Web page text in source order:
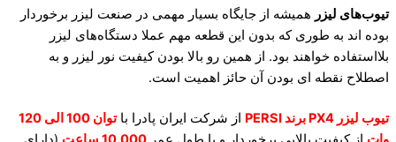
تیوب‌های لیزر همیشه از جایگاه بسیار مهمی در صنعت لیزر برخوردار
بوده اند به طوری که بدون این قطعه مهم عملا دستگاه‌های لیزر
بلااستفاده خواهند بود. از همین رو بالا بودن کیفیت نور لیزر و به
اصطلاح نقطه ای بودن آن حائز اهمیت است.
تیوب لیزر PX4 برند PERSI از شرکت ایران پادرا با
توان 100 الی 120